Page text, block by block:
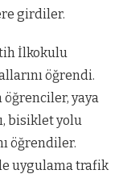
girdiler.
İlkokulu
öğrendi.
öğrenciler, yaya
bisiklet yolu
öğrendiler.
uygulama trafik